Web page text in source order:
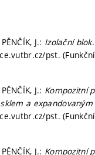
J.: Izolační blok
pst.
J.: Kompozitní
a
pst.
J.: Kompozitní